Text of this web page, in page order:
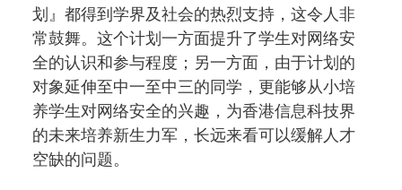
划』都得到学界及社会的热烈支持，这令人非
常鼓舞。这个计划一方面提升了学生对网络安
全的认识和参与程度；另一方面，由于计划的
对象延伸至中一至中三的同学，更能够从小培
养学生对网络安全的兴趣，为香港信息科技界
的未来培养新生力军，长远来看可以缓解人才
空缺的问题。